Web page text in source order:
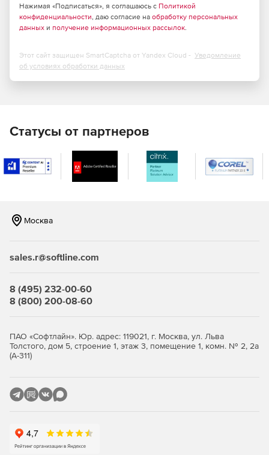
приложений, изменив одно свойство с помощью
готовых тем для Bootstrap и веб-браузера Progress
Saas ThemeBuilder.
Современный интерфейс для чат-ботов.
Нажимая «Подписаться», я соглашаюсь с Политикой
конфиденциальности, даю согласие на обработку персональных
данных и получение информационных рассылок.
Этот сайт защищен SmartCaptcha от Yandex Cloud - Уведомление
об условиях обработки данных
Статусы от партнеров
Москва
sales.r@softline.com
8 (495) 232-00-60
8 (800) 200-08-60
ПАО «Софтлайн». Юр. адрес: 119021, г. Москва, ул. Льва
Толстого, дом 5, строение 1, этаж 3, помещение 1, комн. № 2, 2а
(А-311)